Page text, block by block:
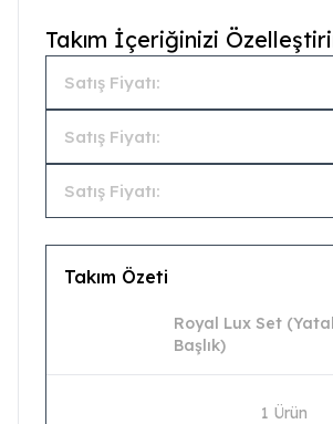
Takım İçeriğinizi
Satış Fiyatı:
Satış Fiyatı:
Satış Fiyatı:
Takım Özeti
Royal Lux Set
Başlık)
1 Ürün